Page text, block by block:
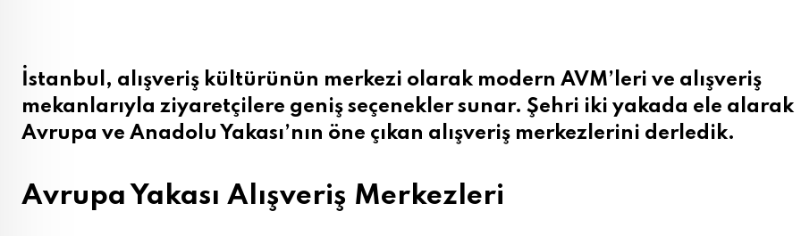
İstanbul, alışveriş kültürünün merkezi olarak modern AVM’leri ve alışveriş
mekanlarıyla ziyaretçilere geniş seçenekler sunar. Şehri iki yakada ele alarak
Avrupa ve Anadolu Yakası’nın öne çıkan alışveriş merkezlerini derledik.
Avrupa Yakası Alışveriş Merkezleri